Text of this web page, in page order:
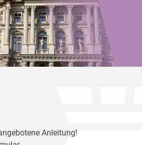
Anleitung!